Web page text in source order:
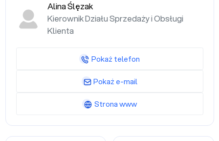
Alina Ślęzak
Kierownik Działu Sprzedaży i Obsługi
Klienta
Pokaż telefon
Pokaż e-mail
Strona www